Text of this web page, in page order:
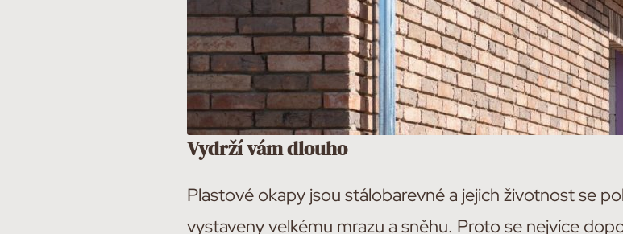
Vydrží vám dlouho
Plastové okapy jsou stálobarevné a jejich životnost se
vystaveny velkému mrazu a sněhu. Proto se nejvíce